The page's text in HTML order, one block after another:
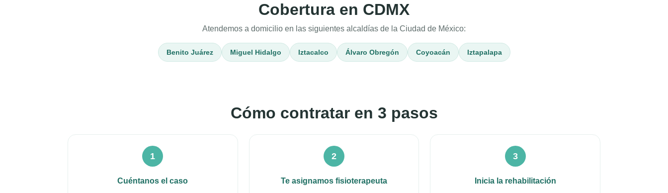
Cobertura en CDMX
Atendemos a domicilio en las siguientes alcaldías de la Ciudad de México:
Benito Juárez Miguel Hidalgo Iztacalco Álvaro Obregón Coyoacán Iztapalapa
Cómo contratar en 3 pasos
1
Cuéntanos el caso
2
Te asignamos fisioterapeuta
3
Inicia la rehabilitación